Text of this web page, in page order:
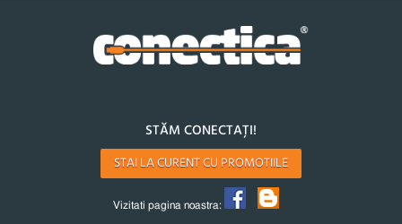
STĂM CONECTAȚI!
STAI LA CURENT CU PROMOTIILE
Vizitati pagina noastra: